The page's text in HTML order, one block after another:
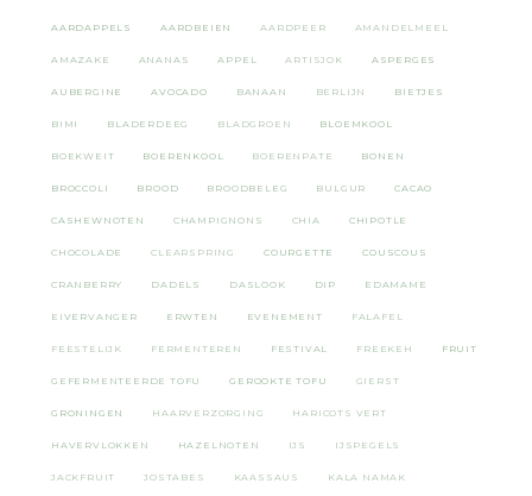
AARDAPPELS AARDBEIEN AARDPEER AMANDELMEEL
AMAZAKE ANANAS APPEL ARTISJOK ASPERGES
AUBERGINE AVOCADO BANAAN BERLIJN BIETJES
BIMI BLADERDEEG BLADGROEN BLOEMKOOL
BOEKWEIT BOERENKOOL BOERENPATE BONEN
BROCCOLI BROOD BROODBELEG BULGUR CACAO
CASHEWNOTEN CHAMPIGNONS CHIA CHIPOTLE
CHOCOLADE CLEARSPRING COURGETTE COUSCOUS
CRANBERRY DADELS DASLOOK DIP EDAMAME
EIVERVANGER ERWTEN EVENEMENT FALAFEL
FEESTELIJK FERMENTEREN FESTIVAL FREEKEH FRUIT
GEFERMENTEERDE TOFU GEROOKTE TOFU GIERST
GRONINGEN HAARVERZORGING HARICOTS VERT
HAVERVLOKKEN HAZELNOTEN IJS IJSPEGELS
JACKFRUIT JOSTABES KAASSAUS KALA NAMAK